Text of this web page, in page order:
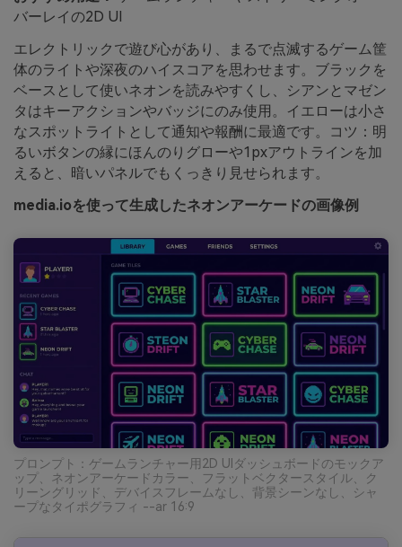
バーレイの2D UI
エレクトリックで遊び心があり、まるで点滅するゲーム筐
体のライトや深夜のハイスコアを思わせます。ブラックを
ベースとして使いネオンを読みやすくし、シアンとマゼン
タはキーアクションやバッジにのみ使用。イエローは小さ
なスポットライトとして通知や報酬に最適です。コツ：明
るいボタンの縁にほんのりグローや1pxアウトラインを加
えると、暗いパネルでもくっきり見せられます。
media.ioを使って生成したネオンアーケードの画像例
プロンプト：ゲームランチャー用2D UIダッシュボードのモックア
ップ、ネオンアーケードカラー、フラットベクタースタイル、ク
リーングリッド、デバイスフレームなし、背景シーンなし、シャ
ープなタイポグラフィ --ar 16:9